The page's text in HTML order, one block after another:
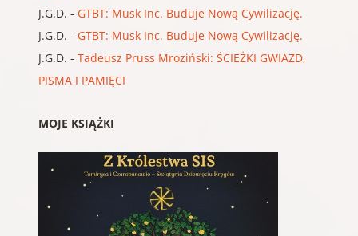
J.G.D. - GTBT: Musk Inc. Buduje Nową Cywilizację.
J.G.D. - GTBT: Musk Inc. Buduje Nową Cywilizację.
J.G.D. - Tadeusz Pruss Mroziński: ŚCIEŻKI GWIAZD,
PISMA I PAMIĘCI
MOJE KSIĄŻKI